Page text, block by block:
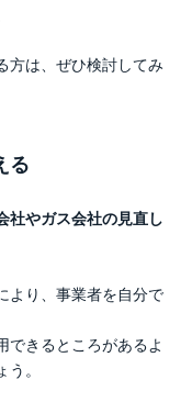
方は、ぜひ検討してみ
る
社やガス会社の見直し
より、事業者を自分で
できるところがあるよ
。